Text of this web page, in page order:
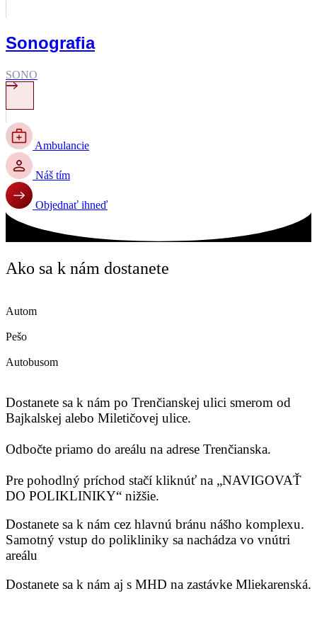
Sonografia
SONO
Ambulancie
Náš tím
Objednať ihneď
Ako sa k nám dostanete
Autom
Pešo
Autobusom
Dostanete sa k nám po Trenčianskej ulici smerom od
Bajkalskej alebo Miletičovej ulice.
Odbočte priamo do areálu na adrese Trenčianska.
Pre pohodlný príchod stačí kliknúť na „NAVIGOVAŤ
DO POLIKLINIKY“ nižšie.
Dostanete sa k nám cez hlavnú bránu nášho komplexu.
Samotný vstup do polikliniky sa nachádza vo vnútri
areálu
Dostanete sa k nám aj s MHD na zastávke Mliekarenská.